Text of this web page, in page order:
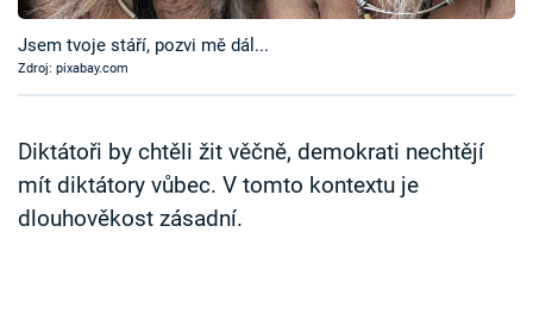
Sledujte prima+
Sledujte nás
Jsem tvoje stáří, pozvi mě dál...
Zdroj: pixabay.com
Diktátoři by chtěli žit věčně, demokrati nechtějí
mít diktátory vůbec. V tomto kontextu je
dlouhověkost zásadní.